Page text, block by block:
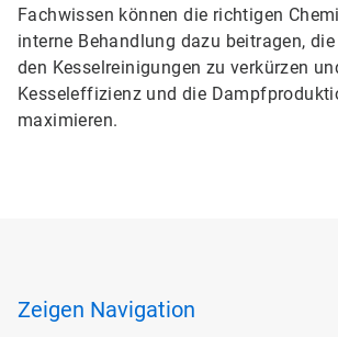
Fachwissen können die richtigen
interne Behandlung dazu beitragen,
den Kesselreinigungen zu verkürzen
Kesseleffizienz und die
maximieren.
Zeigen Navigation